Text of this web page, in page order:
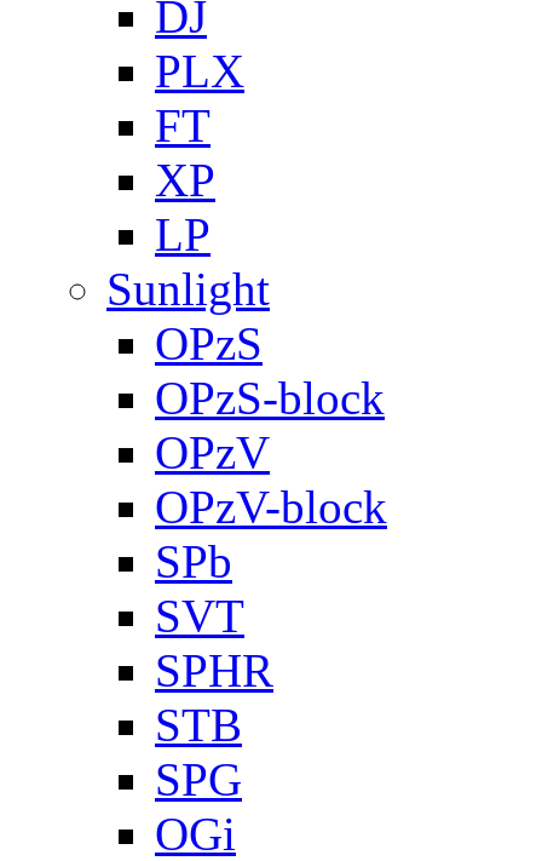
DJ
PLX
FT
XP
LP
Sunlight
OPzS
OPzS-block
OPzV
OPzV-block
SPb
SVT
SPHR
STB
SPG
OGi